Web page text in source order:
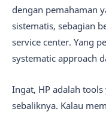
dengan pemahaman
sistematis, sebagian
service center. Yang
systematic approach
Ingat, HP adalah
sebaliknya. Kalau